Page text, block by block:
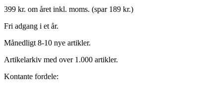
399 kr. om året inkl. moms. (spar 189 kr.)
Fri adgang i et år.
Månedligt 8-10 nye artikler.
Artikelarkiv med over 1.000 artikler.
Kontante fordele: